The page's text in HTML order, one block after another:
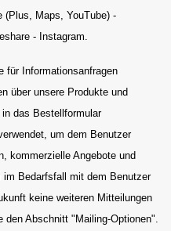
(Plus, Maps, YouTube) -
- Instagram.
für Informationsanfragen
über unsere Produkte und
das Bestellformular
um dem Benutzer
kommerzielle Angebote und
im Bedarfsfall mit dem Benutzer
keine weiteren Mitteilungen
den Abschnitt "Mailing-Optionen".